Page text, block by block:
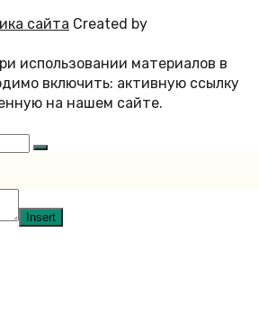
сайта Created by
использовании материалов в
включить: активную ссылку
на нашем сайте.
Insert